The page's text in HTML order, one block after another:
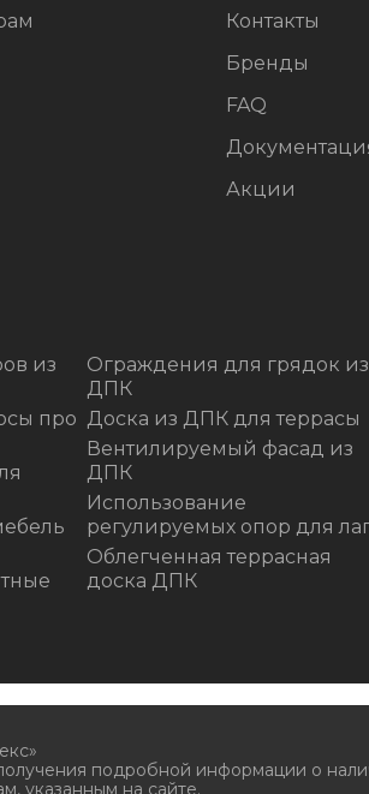
Контакты
Бренды
FAQ
Акции
из
про
Ограждения для грядок из
ДПК
Доска из ДПК для террасы
Вентилируемый фасад из
ДПК
Использование
регулируемых опор для
Облегченная террасная
доска ДПК
подробной информации о
указанным на сайте.